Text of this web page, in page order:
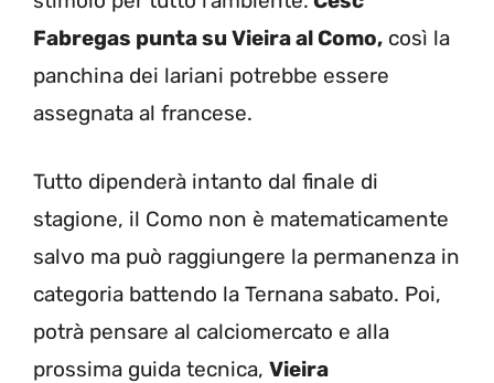
Fabregas punta su Vieira al Como, così la
panchina dei lariani potrebbe essere
assegnata al francese.
Tutto dipenderà intanto dal finale di
stagione, il Como non è matematicamente
salvo ma può raggiungere la permanenza in
categoria battendo la Ternana sabato. Poi,
potrà pensare al calciomercato e alla
prossima guida tecnica, Vieira